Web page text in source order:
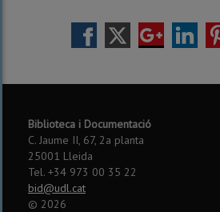
Biblioteca i Documentació
C. Jaume II, 67, 2a planta
25001 Lleida
Tel. +34 973 00 35 22
bid@udl.cat
© 2026